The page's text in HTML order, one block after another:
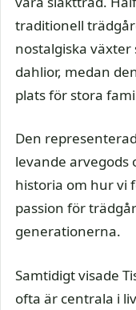
traditionell
nostalgiska
dahlior, medan
plats för stora
Den
levande arvegods
historia om hur vi
passion för
generationerna.
Samtidigt visade
ofta är centrala i